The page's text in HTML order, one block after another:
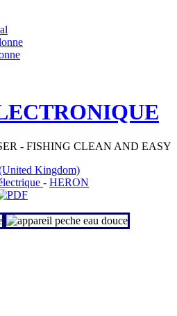
- FISHING CLEAN AND EASY
- HERON